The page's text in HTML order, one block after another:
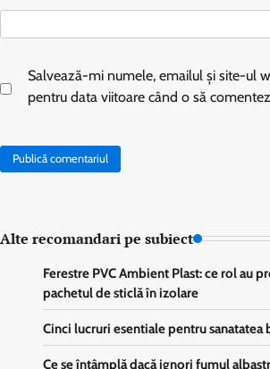
Salvează-mi numele, emailul și site-ul
pentru data viitoare când o să
Alte recomandari pe subiect
Ferestre PVC Ambient Plast: ce rol au
pachetul de sticlă în izolare
Cinci lucruri esentiale pentru sanatatea
Ce se întâmplă dacă ignori fumul